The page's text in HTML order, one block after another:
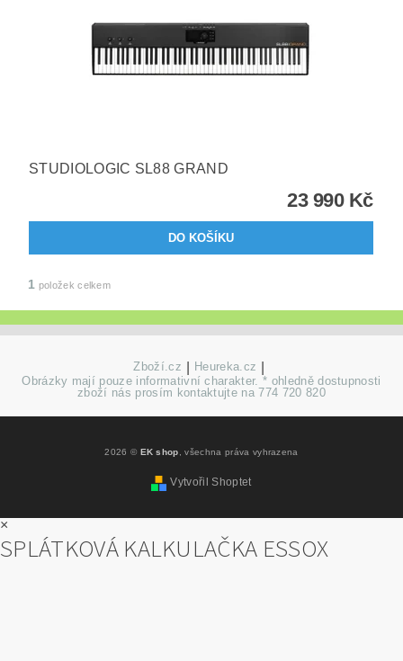
STUDIOLOGIC SL88 GRAND
23 990 Kč
1 položek celkem
Zboží.cz Heureka.cz
Obrázky mají pouze informativní charakter. * ohledně dostupnosti
zboží nás prosím kontaktujte na 774 720 820
2026 © EK shop, všechna práva vyhrazena
Vytvořil Shoptet
×
SPLÁTKOVÁ KALKULAČKA ESSOX